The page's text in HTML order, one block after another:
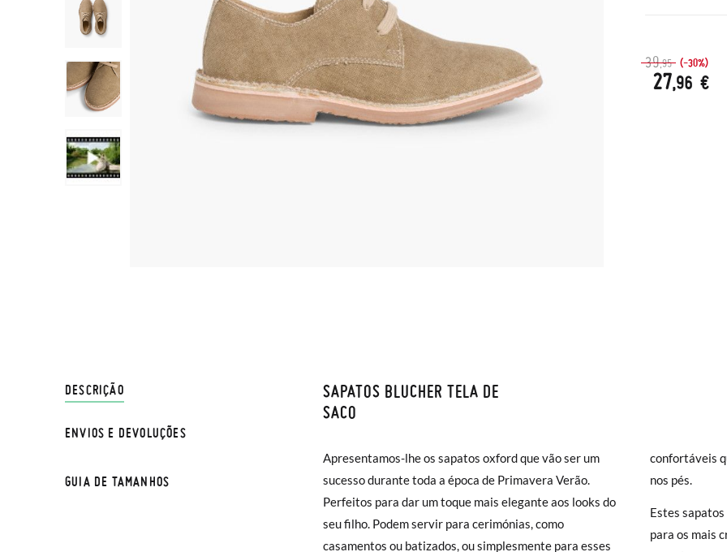
39,95 (-30%)
27,96 €
DESCRIÇÃO
SAPATOS BLUCHER TELA DE
SACO
Apresentamos-lhe os sapatos oxford que vão ser um
sucesso durante toda a época de Primavera Verão.
Perfeitos para dar um toque mais elegante aos looks do
seu filho. Podem servir para cerimónias, como
casamentos ou batizados, ou simplesmente para esses
confortáveis
nos pés.
Estes
para os mais
ENVIOS E DEVOLUÇÕES
ENVIOS E DEVOLUÇÕES
normal ( 2 a 4 dias úteis para entrega). As trocas e devoluções são GRÁTIS.
sua casa!
Se desejar acelerar um pouco mais a entrega, pode optar pela modalidade
entrega), que terá um custo de 3,95€. Caso o valor da encomenda seja
na modalidade de Envio Normal.
GUIA DE TAMANHOS
comparar com a medida do pé dos seus filhos ou com a sola interior de